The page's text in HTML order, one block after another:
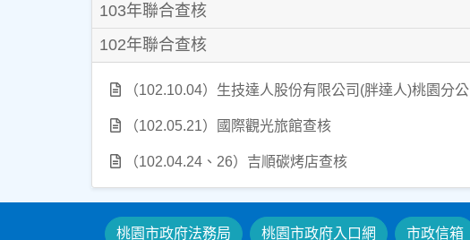
103年聯合查核
102年聯合查核
（102.10.04）生技達人股份有限公司(胖達人)桃園分
（102.05.21）國際觀光旅館查核
（102.04.24、26）吉順碳烤店查核
桃園市政府法務局 桃園市政府入口網 市政信箱